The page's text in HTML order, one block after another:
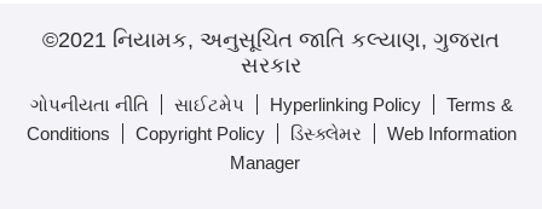
©2021 નિયામક, અનુસૂચિત જાતિ કલ્યાણ, ગુજરાત
સરકાર
ગોપનીયતા નીતિ સાઈટમેપ Hyperlinking Policy
Terms &
Conditions
Copyright Policy ડિસ્ક્લેમર
Web Information
Manager